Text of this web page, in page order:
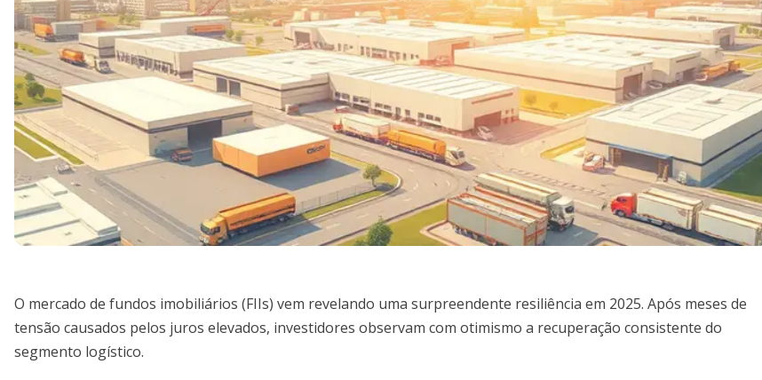
O mercado de fundos imobiliários (FIIs) vem revelando uma surpreendente resiliência em 2025. Após meses de
tensão causados pelos juros elevados, investidores observam com otimismo a recuperação consistente do
segmento logístico.